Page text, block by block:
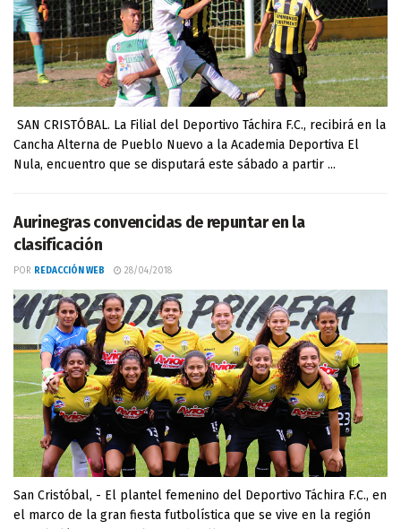
SAN CRISTÓBAL. La Filial del Deportivo Táchira F.C., recibirá en la
Cancha Alterna de Pueblo Nuevo a la Academia Deportiva El
Nula, encuentro que se disputará este sábado a partir ...
Aurinegras convencidas de repuntar en la
clasificación
POR REDACCIÓN WEB 28/04/2018
San Cristóbal, - El plantel femenino del Deportivo Táchira F.C., en
el marco de la gran fiesta futbolística que se vive en la región